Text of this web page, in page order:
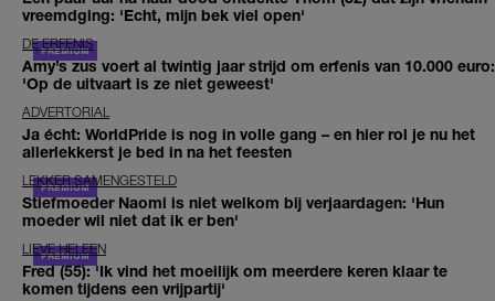
vreemdging: 'Echt, mijn bek viel open'
DE ERFENIS
Amy’s zus voert al twintig jaar strijd om erfenis van 10.000 euro:
'Op de uitvaart is ze niet geweest'
ADVERTORIAL
Ja écht: WorldPride is nog in volle gang – en hier rol je nu het
allerlekkerst je bed in na het feesten
LEKKER SAMENGESTELD
Stiefmoeder Naomi is niet welkom bij verjaardagen: 'Hun
moeder wil niet dat ik er ben'
LIEVE HELEEN
Fred (55): 'Ik vind het moeilijk om meerdere keren klaar te
komen tijdens een vrijpartij'